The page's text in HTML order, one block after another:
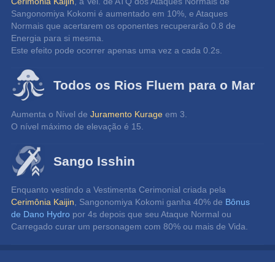
Sangonomiya Kokomi é aumentado em 10%, e Ataques
Normais que acertarem os oponentes recuperarão 0.8 de
Energia para si mesma.
Este efeito pode ocorrer apenas uma vez a cada 0.2s.
Todos os Rios Fluem para o Mar
Aumenta o Nível de Juramento Kurage em 3.
O nível máximo de elevação é 15.
Sango Isshin
Enquanto vestindo a Vestimenta Cerimonial criada pela
Cerimônia Kaijin , Sangonomiya Kokomi ganha 40% de Bônus
de Dano Hydro por 4s depois que seu Ataque Normal ou
Carregado curar um personagem com 80% ou mais de Vida.